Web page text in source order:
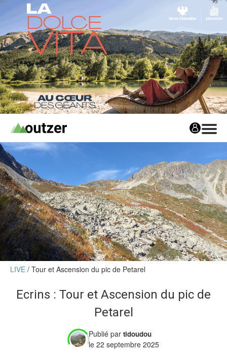
Avis matos
Les avis matos
Tests Privés
Tests Privés
Les Tests Privés
Verdict des testeurs
Actu
LIVE Tour et Ascension du pic de Petarel
Ecrins : Tour et Ascension du pic de
Petarel
Publié par tidoudou
le 22 septembre 2025